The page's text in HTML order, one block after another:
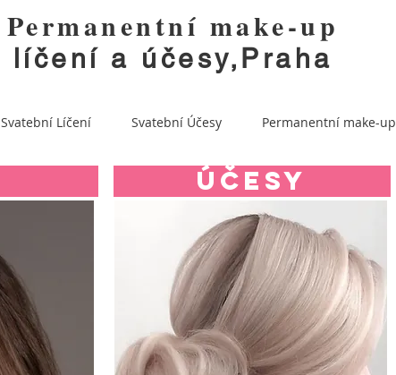
Permanentní make-up
líčení a účesy,Praha
Svatební Líčení Svatební Účesy Permanentní make-up
ÚČESY